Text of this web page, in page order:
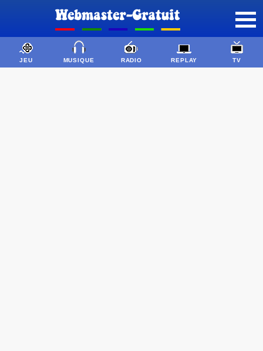
JEU MUSIQUE RADIO REPLAY TV